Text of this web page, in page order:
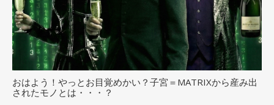
おはよう！やっとお目覚めかい？子宮＝MATRIXから産み出
されたモノとは・・・？